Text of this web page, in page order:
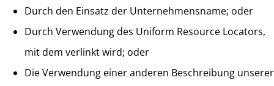
Durch den Einsatz der Unternehmensname; oder
Durch Verwendung des Uniform Resource Locators,
mit dem verlinkt wird; oder
Die Verwendung einer anderen Beschreibung unserer